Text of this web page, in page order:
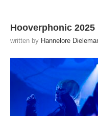
Hooverphonic 2025
written by Hannelore